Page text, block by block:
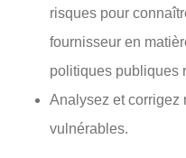
risques pour
fournisseur en
politiques publiques
Analysez et corrigez
vulnérables.